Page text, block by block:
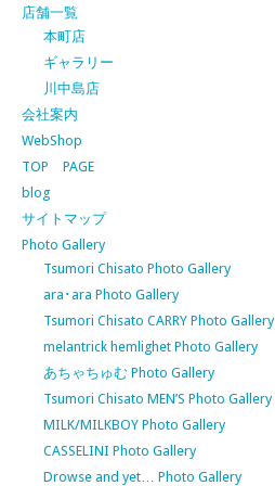
店舗一覧
本町店
ギャラリー
川中島店
会社案内
WebShop
TOP PAGE
blog
サイトマップ
Photo Gallery
Tsumori Chisato Photo Gallery
ara･ara Photo Gallery
Tsumori Chisato CARRY Photo Gallery
melantrick hemlighet Photo Gallery
あちゃちゅむ Photo Gallery
Tsumori Chisato MEN’S Photo Gallery
MILK/MILKBOY Photo Gallery
CASSELINI Photo Gallery
Drowse and yet… Photo Gallery